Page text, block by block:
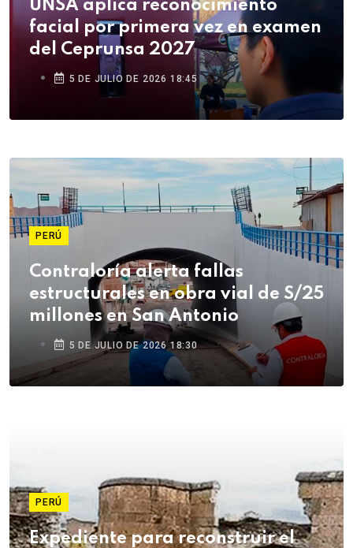
UNSA aplica reconocimiento
facial por primera vez en examen
del Ceprunsa 2027
5 DE JULIO DE 2026 18:45
PERÚ
Contraloría alerta fallas
estructurales en obra vial de S/25
millones en San Antonio
5 DE JULIO DE 2026 18:30
PERÚ
Expediente para reconstruir el